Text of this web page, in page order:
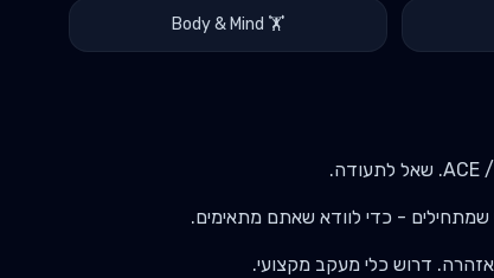
🏋️
Body & Mind